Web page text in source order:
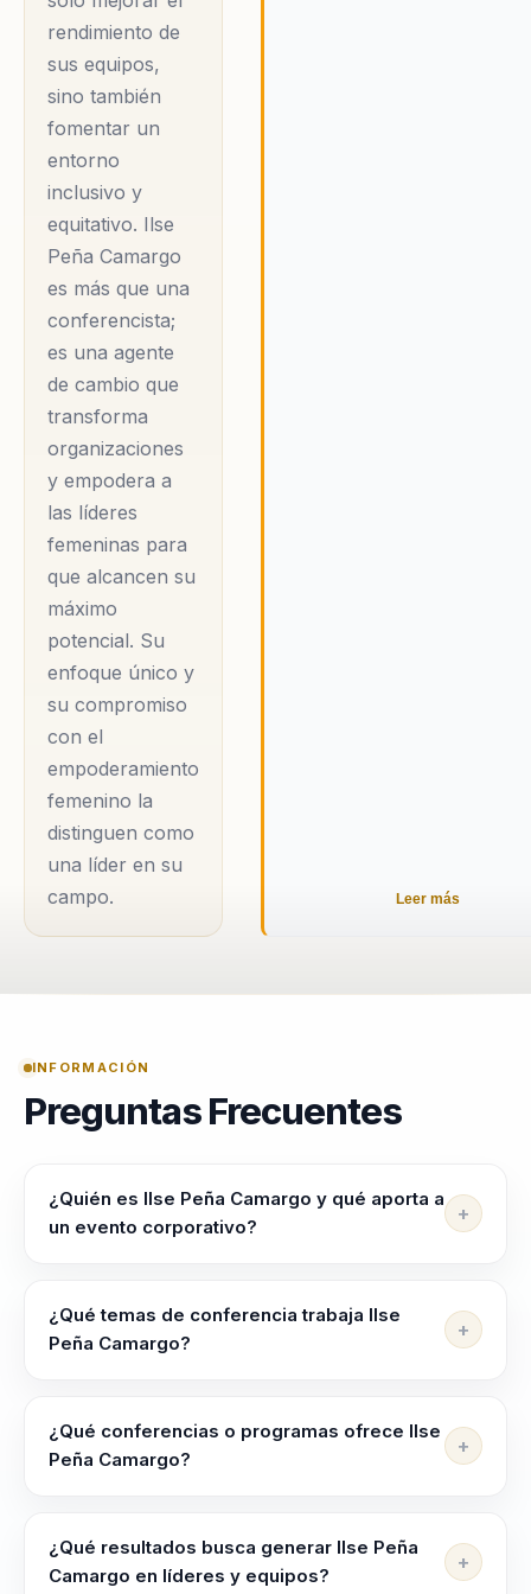
rendimiento de
sus equipos,
sino también
fomentar un
entorno
inclusivo y
equitativo. Ilse
Peña Camargo
es más que una
conferencista;
es una agente
de cambio que
transforma
organizaciones
y empodera a
las líderes
femeninas para
que alcancen su
máximo
potencial. Su
enfoque único y
su compromiso
con el
empoderamiento
femenino la
distinguen como
una líder en su
campo.
Leer más
INFORMACIÓN
Preguntas Frecuentes
¿Quién es Ilse Peña Camargo y qué aporta a
un evento corporativo?
empresariales y audiencias que buscan fortalecer
liderazgo femenino y desarrollo profesional a
¿Qué temas de conferencia trabaja Ilse
Peña Camargo?
Mujeres, Empoderamiento Femenino, Ciencia del
Comportamiento, Desarrollo de Liderazgo, Liderazgo
¿Qué conferencias o programas ofrece Ilse
Peña Camargo?
Femenino y Liderazgo Inclusivo", "Integración de la
Ciencia del Comportamiento en Organizaciones" y
¿Qué resultados busca generar Ilse Peña
Camargo en líderes y equipos?